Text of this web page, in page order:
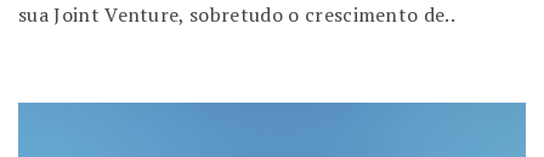
sua Joint Venture, sobretudo o crescimento de..